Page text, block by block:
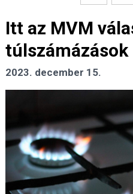
Itt az MVM
túlszámázások
2023. december 15.